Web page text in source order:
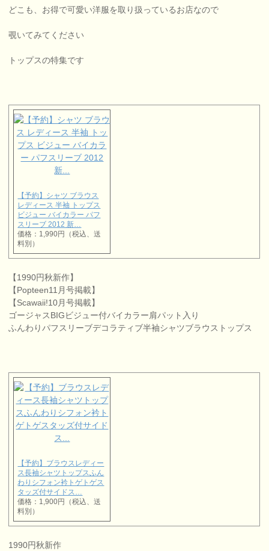
どこも、お得で可愛い洋服を取り扱っているお店なので
覗いてみてください
トップスの特集です
【予約】シャツ ブラウス
レディース 半袖 トップス
ビジュー バイカラー パフ
スリーブ 2012 新…
価格：1,990円（税込、送
料別）
【1990円秋新作】
【Popteen11月号掲載】
【Scawaii!10月号掲載】
ゴージャスBIGビジュー付バイカラー肩パット入り
ふんわりパフスリーブデコラティブ半袖シャツブラウストップス
【予約】ブラウスレディー
ス長袖シャツトップスふん
わりシフォン衿トゲトゲス
タッズ付サイドス…
価格：1,900円（税込、送
料別）
1990円秋新作